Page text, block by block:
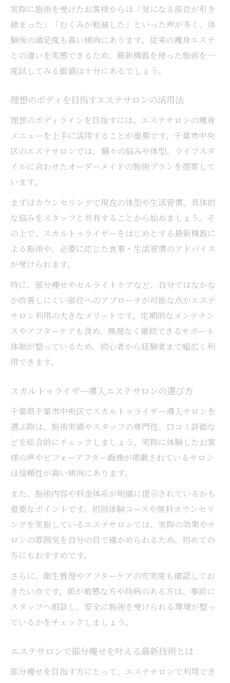
法
エステサロン利用で部分痩せに効果的な理
由
最新痩身機器の特長とエステサロンの強み
部分痩せで人気のエステサロン活用ポイン
スカルトゥライザー痩身の実感ポイントを徹底
解説
エステサロンで感じるスカルトゥライザー
の効果
痩身体験で分かるスカルトゥライザーの実
エステサロン施術で実感する変化のポイン
ト
スカルトゥライザー痩身のリアルな体験談
集
スカルトゥライザーで得られる満足感とは
健康美をサポートするエステサロンの施術とは
エステサロン施術で導く健康美の新常識
スカルトゥライザーが叶える健康的な痩身
エステサロン施術と生活習慣改善の関係
美と健康をサポートする痩身ケアの魅力
口コミで話題の痩身体験を詳しく紐解く
エステサロン痩身体験の口コミが支持され
る理由
スカルトゥライザー施術のリアルな感想を
紹介
口コミで分かるエステサロンの信頼ポイン
ト
痩身体験談から見るエステサロンの実力
人気のエステサロンが選ばれる背景とは
実際に施術を受けたお客様からは「気になる部位が引き
締まった」「むくみが軽減した」といった声が多く、体
験後の満足度も高い傾向にあります。従来の痩身エステ
との違いを実感できるため、最新機器を使った施術を一
度試してみる価値は十分にあるでしょう。
理想のボディを目指すエステサロンの活用法
理想のボディラインを目指すには、エステサロンの痩身
メニューを上手に活用することが重要です。千葉市中央
区のエステサロンでは、個々の悩みや体型、ライフスタ
イルに合わせたオーダーメイドの施術プランを提案して
います。
まずはカウンセリングで現在の体型や生活習慣、具体的
な悩みをスタッフと共有することから始めましょう。そ
の上で、スカルトゥライザーをはじめとする最新機器に
よる施術や、必要に応じた食事・生活習慣のアドバイス
が受けられます。
特に、部分痩せやセルライトケアなど、自分ではなかな
か改善しにくい部位へのアプローチが可能な点がエステ
サロン利用の大きなメリットです。定期的なメンテナン
スやアフターケアも含め、無理なく継続できるサポート
体制が整っているため、初心者から経験者まで幅広く利
用できます。
スカルトゥライザー導入エステサロンの選び方
千葉県千葉市中央区でスカルトゥライザー導入サロンを
選ぶ際は、施術実績やスタッフの専門性、口コミ評価な
どを総合的にチェックしましょう。実際に体験したお客
様の声やビフォーアフター画像が掲載されているサロン
は信頼性が高い傾向にあります。
また、施術内容や料金体系が明確に提示されているかも
重要なポイントです。初回体験コースや無料カウンセリ
ングを実施しているエステサロンでは、実際の効果やサ
ロンの雰囲気を自分の目で確かめられるため、初めての
方にもおすすめです。
さらに、衛生管理やアフターケアの充実度も確認してお
きたい点です。肌が敏感な方や持病のある方は、事前に
スタッフへ相談し、安全に施術を受けられる環境が整っ
ているかをチェックしましょう。
エステサロンで部分痩せを叶える最新技術とは
部分痩せを目指す方にとって、エステサロンで利用でき